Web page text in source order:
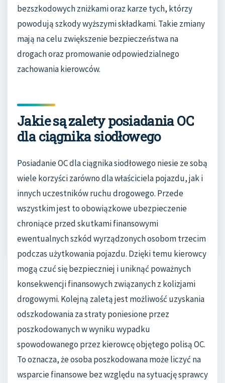
bezszkodowych zniżkami oraz karze tych, którzy
powodują szkody wyższymi składkami. Takie zmiany
mają na celu zwiększenie bezpieczeństwa na
drogach oraz promowanie odpowiedzialnego
zachowania kierowców.
Jakie są zalety posiadania OC
dla ciągnika siodłowego
Posiadanie OC dla ciągnika siodłowego niesie ze sobą
wiele korzyści zarówno dla właściciela pojazdu, jak i
innych uczestników ruchu drogowego. Przede
wszystkim jest to obowiązkowe ubezpieczenie
chroniące przed skutkami finansowymi
ewentualnych szkód wyrządzonych osobom trzecim
podczas użytkowania pojazdu. Dzięki temu kierowcy
mogą czuć się bezpieczniej i uniknąć poważnych
konsekwencji finansowych związanych z kolizjami
drogowymi. Kolejną zaletą jest możliwość uzyskania
odszkodowania za straty poniesione przez
poszkodowanych w wyniku wypadku
spowodowanego przez kierowcę objętego polisą OC.
To oznacza, że osoba poszkodowana może liczyć na
wsparcie finansowe bez względu na sytuację sprawcy